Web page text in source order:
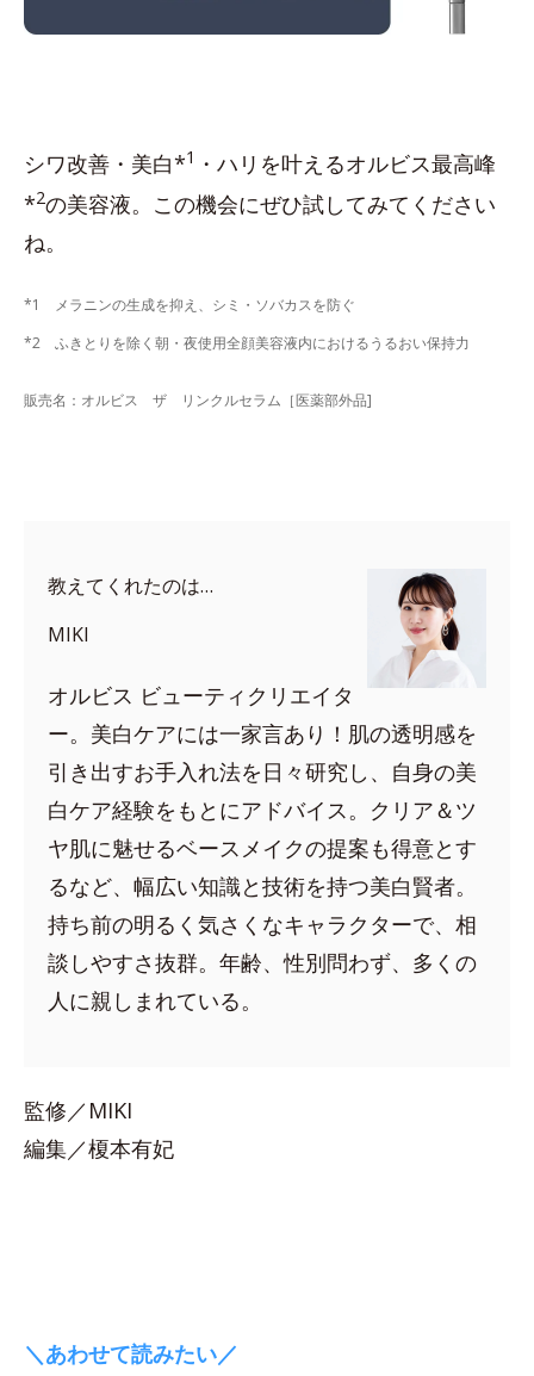
シワ改善・美白*1 ・ハリを叶えるオルビス最高峰
*2の美容液。この機会にぜひ試してみてください
ね。
*1 メラニンの生成を抑え、シミ・ソバカスを防ぐ
*2 ふきとりを除く朝・夜使用全顔美容液内におけるうるおい保持力
販売名：オルビス ザ リンクルセラム［医薬部外品]
教えてくれたのは…
MIKI
オルビス ビューティクリエイタ
ー。美白ケアには一家言あり！肌の透明感を
引き出すお手入れ法を日々研究し、自身の美
白ケア経験をもとにアドバイス。クリア＆ツ
ヤ肌に魅せるベースメイクの提案も得意とす
るなど、幅広い知識と技術を持つ美白賢者。
持ち前の明るく気さくなキャラクターで、相
談しやすさ抜群。年齢、性別問わず、多くの
人に親しまれている。
監修／MIKI
編集／榎本有妃
＼あわせて読みたい／